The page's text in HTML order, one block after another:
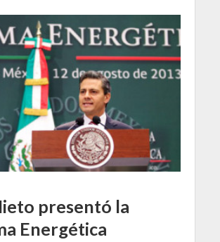
presentó la
Energética